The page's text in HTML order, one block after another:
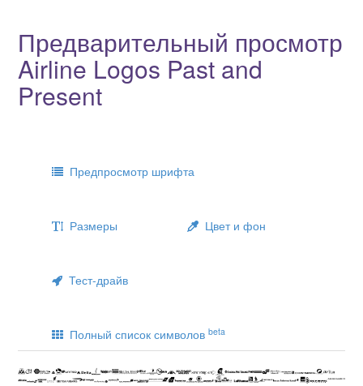
Предварительный просмотр
Airline Logos Past and
Present
Предпросмотр шрифта
Размеры Цвет и фон
Тест-драйв
Полный список символов beta